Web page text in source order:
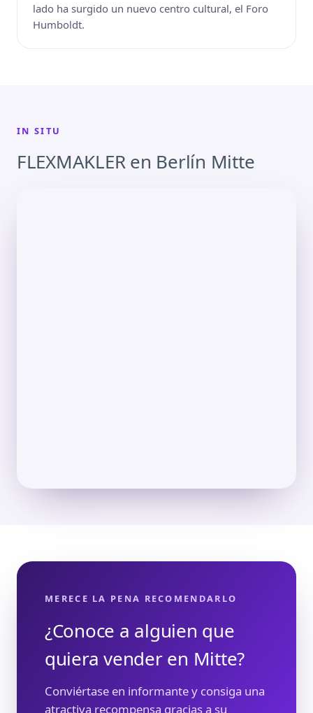
lado ha surgido un nuevo centro cultural, el Foro
Humboldt.
IN SITU
FLEXMAKLER en Berlín Mitte
MERECE LA PENA RECOMENDARLO
¿Conoce a alguien que
quiera vender en Mitte?
Conviértase en informante y consiga una
atractiva recompensa gracias a su